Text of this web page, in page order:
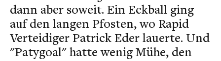
dann aber soweit. Ein Eckball ging
auf den langen Pfosten, wo Rapid
Verteidiger Patrick Eder lauerte. Und
"Patygoal" hatte wenig Mühe, den